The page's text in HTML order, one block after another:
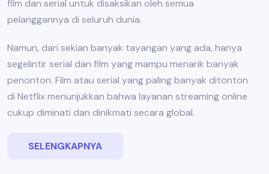
film dan serial untuk disaksikan oleh semua
pelanggannya di seluruh dunia.
Namun, dari sekian banyak tayangan yang ada, hanya
segelintir serial dan film yang mampu menarik banyak
penonton. Film atau serial yang paling banyak ditonton
di Netflix menunjukkan bahwa layanan streaming online
cukup diminati dan dinikmati secara global.
SELENGKAPNYA